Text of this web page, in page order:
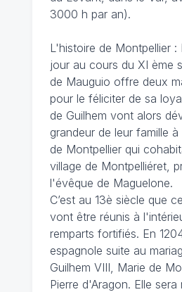
3000 h par an).
L'histoire de Montpellier :
jour au cours du XI ème
de Mauguio offre deux
pour le féliciter de sa
de Guilhem vont alors
grandeur de leur famille
de Montpellier qui
village de Montpelliéret,
l'évêque de Maguelone.
C’est au 13è siècle que
vont être réunis à
remparts fortifiés. En
espagnole suite au
Guilhem VIII, Marie de
Pierre d'Aragon. Elle